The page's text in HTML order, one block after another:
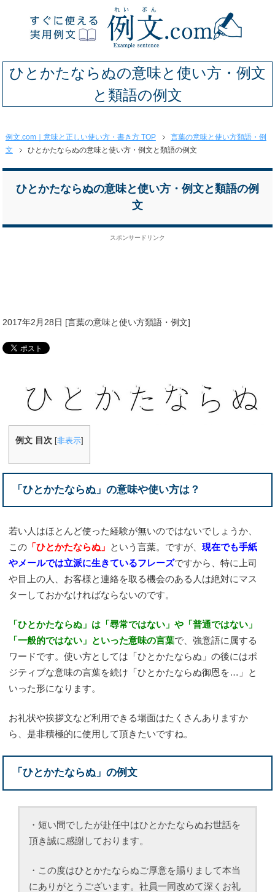
ひとかたならぬの意味と使い方・例文
と類語の例文
例文.com｜意味と正しい使い方・書き方 TOP
言葉の意味と使い方類語・例
文
ひとかたならぬの意味と使い方・例文と類語の例文
ひとかたならぬの意味と使い方・例文と類語の例
文
スポンサードリンク
2017年2月28日 [言葉の意味と使い方類語・例文]
例文 目次 [非表示]
「ひとかたならぬ」の意味や使い方は？
若い人はほとんど使った経験が無いのではないでしょうか、
この 「ひとかたならぬ」 という言葉。ですが、現在でも手紙
やメールでは立派に生きているフレーズですから、特に上司
や目上の人、お客様と連絡を取る機会のある人は絶対にマス
ターしておかなければならないのです。
「ひとかたならぬ」は「尋常ではない」や「普通ではない」
「一般的ではない」といった意味の言葉で、強意語に属する
ワードです。使い方としては「ひとかたならぬ」の後にはポ
ジティブな意味の言葉を続け「ひとかたならぬ御恩を…」と
いった形になります。
お礼状や挨拶文など利用できる場面はたくさんありますか
ら、是非積極的に使用して頂きたいですね。
「ひとかたならぬ」の例文
・短い間でしたが赴任中はひとかたならぬお世話を
頂き誠に感謝しております。
・この度はひとかたならぬご厚意を賜りまして本当
にありがとうございます。社員一同改めて深くお礼